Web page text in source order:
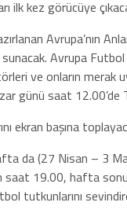
ilk kez görücüye
Avrupa’nın
Avrupa Futbol
ve onların merak
günü saat 12.00’de
ekran başına
da (27 Nisan – 3
19.00, hafta
tutkunlarını